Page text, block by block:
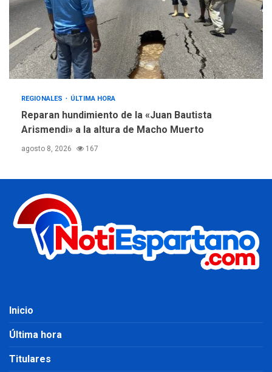
REGIONALES ÚLTIMA HORA
Reparan hundimiento de la «Juan Bautista
Arismendi» a la altura de Macho Muerto
agosto 8, 2026 167
Inicio
Última hora
Titulares